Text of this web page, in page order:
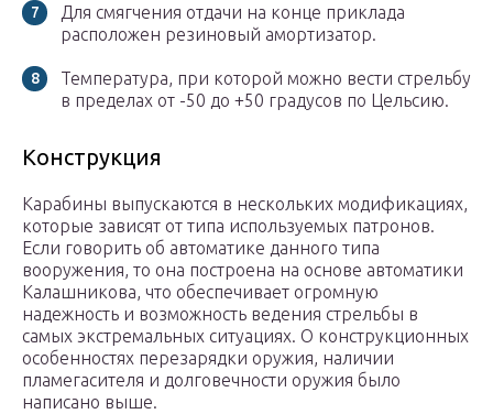
Для смягчения отдачи на конце приклада
расположен резиновый амортизатор.
Температура, при которой можно вести стрельбу
в пределах от -50 до +50 градусов по Цельсию.
Конструкция
Карабины выпускаются в нескольких модификациях,
которые зависят от типа используемых патронов.
Если говорить об автоматике данного типа
вооружения, то она построена на основе автоматики
Калашникова, что обеспечивает огромную
надежность и возможность ведения стрельбы в
самых экстремальных ситуациях. О конструкционных
особенностях перезарядки оружия, наличии
пламегасителя и долговечности оружия было
написано выше.